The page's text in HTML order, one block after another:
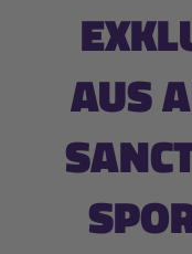
AUS